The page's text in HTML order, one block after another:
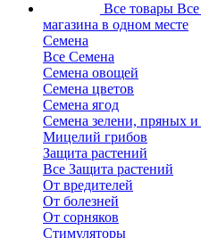
Все товары
магазина в одном месте
Семена
Все Семена
Семена овощей
Семена цветов
Семена ягод
Семена зелени, пряных и
Мицелий грибов
Защита растений
Все Защита растений
От вредителей
От болезней
От сорняков
Стимуляторы